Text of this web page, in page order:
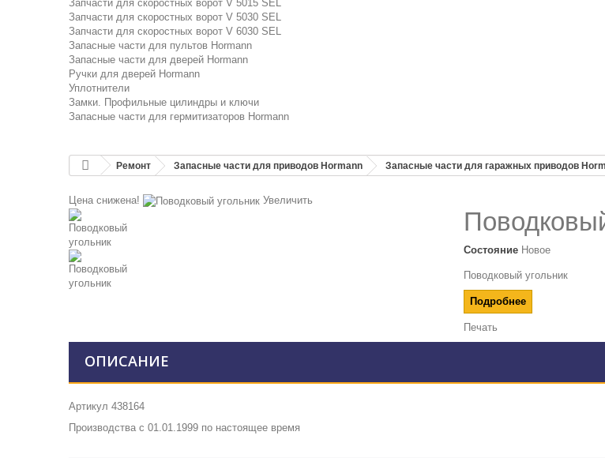
Запчасти для скоростных ворот V 5015 SEL
Запчасти для скоростных ворот V 5030 SEL
Запчасти для скоростных ворот V 6030 SEL
Запасные части для пультов Hormann
Запасные части для дверей Hormann
Ручки для дверей Hormann
Уплотнители
Замки. Профильные цилиндры и ключи
Запасные части для гермитизаторов Hormann
Ремонт Запасные части для приводов Hormann Запасные части для гаражных приводов
Цена снижена! Увеличить
Состояние Новое
Поводковый угольник
Подробнее
Печать
ОПИСАНИЕ
Артикул 438164
Производства с 01.01.1999 по настоящее время